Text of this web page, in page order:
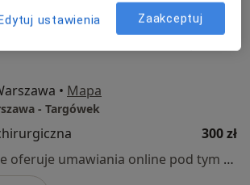
• Mapa
- Targówek
300 zł
Specjalista nie oferuje umawiania online pod tym adresem.
ustawienia Zaakceptuj